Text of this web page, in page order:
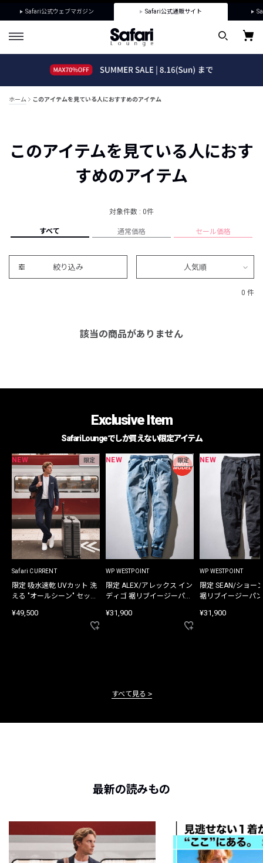
Safari公式ウェブマガジン Safari公式通販サイト
ホーム このアイテムを見ている人におすすめのアイテム
このアイテムを見ている人におす
すめのアイテム
対象件数 : 0件
すべて 通常価格 セール価格
絞り込み 人気順
0 件
該当の商品がありません
Exclusive Item
Safari Loungeでしか買えない限定アイテム
NEW 限定
Safari CURRENT
限定 吸水速乾 UVカット 洗
える "オールシーン" セット
¥49,500
NEW 限定
WP WESTPOINT
限定 ALEX/アレックス イン
ディゴ 裾リブイージーパン
¥31,900
NEW
WP WESTPOINT
限定 SEAN/ショー
裾リブイージーパ
¥31,900
すべて見る
最新の読みもの